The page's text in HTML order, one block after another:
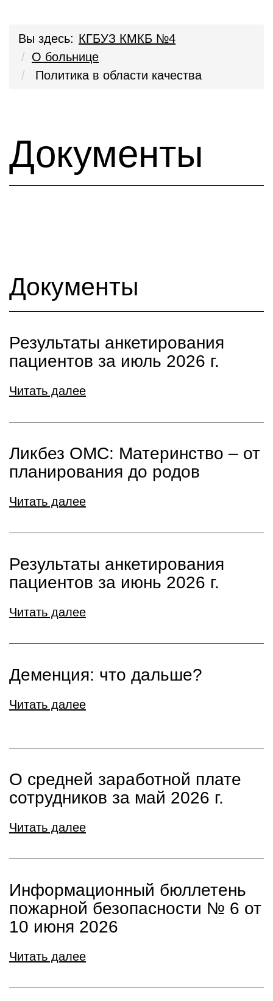
Вы здесь: КГБУЗ КМКБ №4
О больнице
Политика в области качества
Документы
Документы
Результаты анкетирования
пациентов за июль 2026 г.
Читать далее
Ликбез ОМС: Материнство – от
планирования до родов
Читать далее
Результаты анкетирования
пациентов за июнь 2026 г.
Читать далее
Деменция: что дальше?
Читать далее
О средней заработной плате
сотрудников за май 2026 г.
Читать далее
Информационный бюллетень
пожарной безопасности № 6 от
10 июня 2026
Читать далее